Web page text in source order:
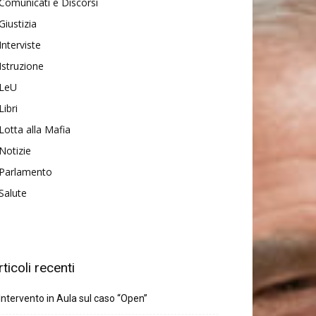
alla Mafia
recenti
in Aula sul caso “Open”